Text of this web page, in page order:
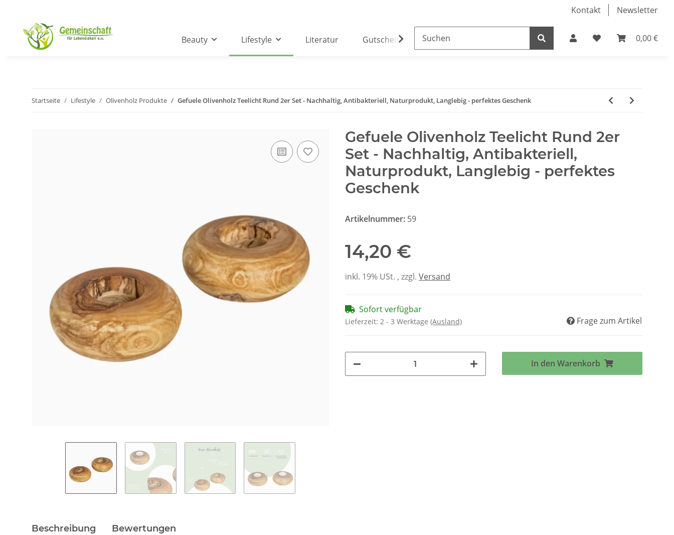
Kontakt Newsletter
0,00 €
Beauty Lifestyle Literatur Gutscheine Partner
Startseite Lifestyle Olivenholz Produkte Gefuele Olivenholz Teelicht Rund 2er Set - Nachhaltig, Antibakteriell, Naturprodukt, Langlebig - perfektes Geschenk
Gefuele Olivenholz Teelicht Rund 2er
Set - Nachhaltig, Antibakteriell,
Naturprodukt, Langlebig - perfektes
Geschenk
Artikelnummer: 59
14,20 €
inkl. 19% USt. , zzgl. Versand
Sofort verfügbar
Lieferzeit: 2 - 3 Werktage (Ausland) Frage zum Artikel
In den Warenkorb
Beschreibung Bewertungen